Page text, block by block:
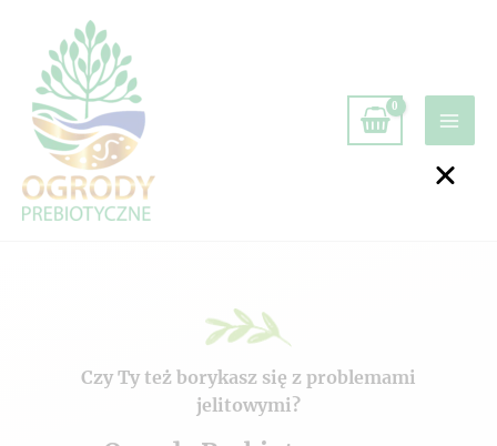
Czy Ty też borykasz się z problemami
jelitowymi?